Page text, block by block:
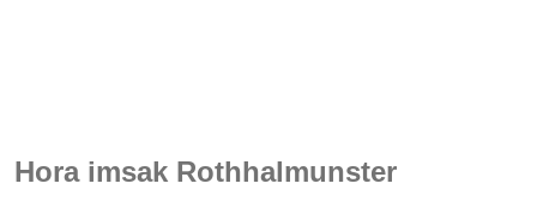
Hora imsak Rothhalmunster